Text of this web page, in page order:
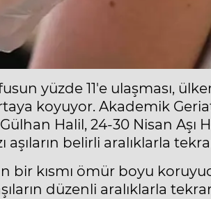
yüzde 11'e ulaşması,
koyuyor. Akademik
Halil, 24-30 Nisan Aşı
aşıların belirli aralıklarla
bir kısmı ömür boyu
düzenli aralıklarla